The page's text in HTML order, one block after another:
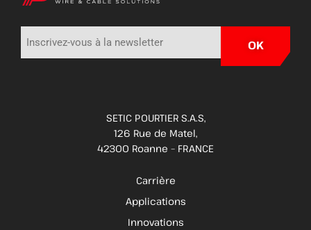
SETIC POURTIER S.A.S,
126 Rue de Matel,
42300 Roanne – FRANCE
Carrière
Applications
Innovations